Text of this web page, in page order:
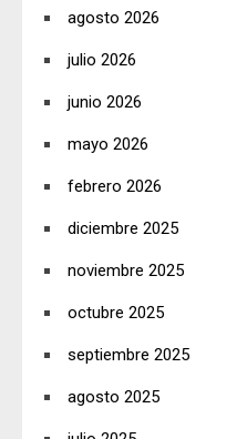
agosto 2026
julio 2026
junio 2026
mayo 2026
febrero 2026
diciembre 2025
noviembre 2025
octubre 2025
septiembre 2025
agosto 2025